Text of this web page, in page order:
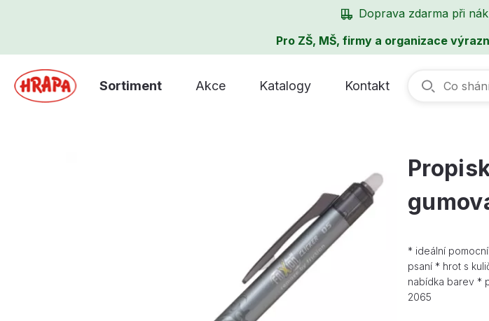
Doprava zdarma při
Pro ZŠ, MŠ, firmy a organizace
Sortiment Akce Katalogy Kontakt
* ideální
psaní * hrot s
nabídka barev *
2065